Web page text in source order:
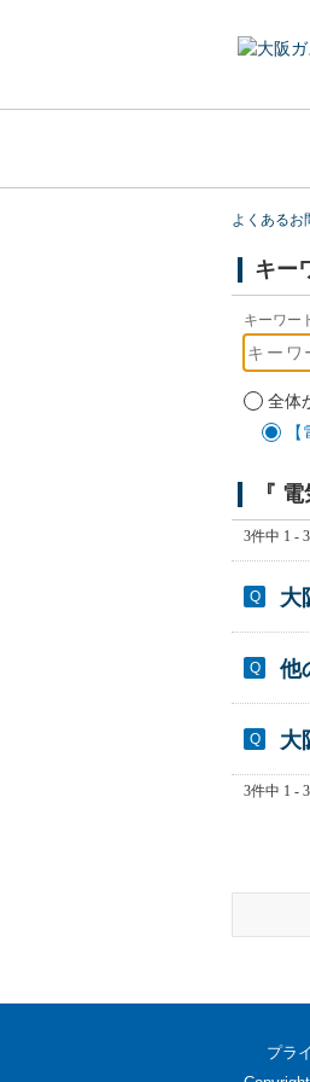
よくあるお
キー
キーワー
全体
『
3件中 1 -
大
他
大
3件中 1 -
プラ